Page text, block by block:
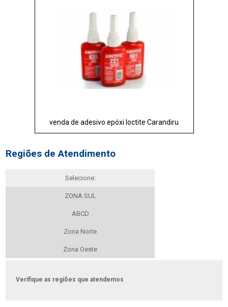
venda de adesivo epóxi loctite Carandiru
Regiões de Atendimento
Selecione:
ZONA SUL
ABCD
Zona Norte
Zona Oeste
Verifique as regiões que atendemos